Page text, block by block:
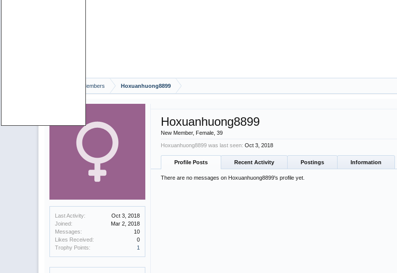
Members Hoxuanhuong8899
Last Activity:
Oct 3, 2018
Joined:
Mar 2, 2018
Messages:
10
Likes Received:
0
Trophy Points:
1
Hoxuanhuong8899
New Member, Female, 39
Hoxuanhuong8899 was last seen: Oct 3, 2018
Profile Posts Recent Activity Postings Information
There are no messages on Hoxuanhuong8899's profile yet.